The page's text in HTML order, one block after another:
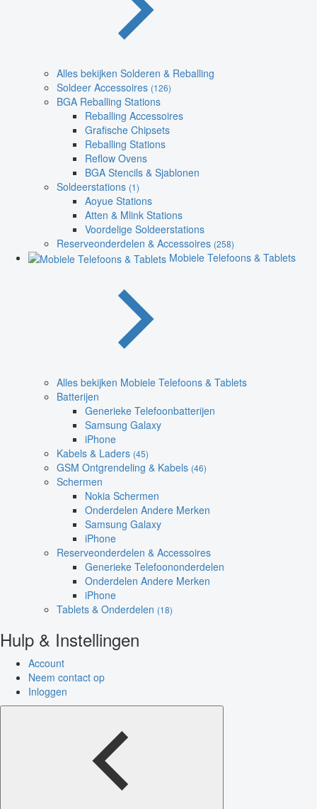
Alles bekijken Solderen & Reballing
Soldeer Accessoires (126)
BGA Reballing Stations
Reballing Accessoires
Grafische Chipsets
Reballing Stations
Reflow Ovens
BGA Stencils & Sjablonen
Soldeerstations (1)
Aoyue Stations
Atten & Mlink Stations
Voordelige Soldeerstations
Reserveonderdelen & Accessoires (258)
Mobiele Telefoons & Tablets
Alles bekijken Mobiele Telefoons & Tablets
Batterijen
Generieke Telefoonbatterijen
Samsung Galaxy
iPhone
Kabels & Laders (45)
GSM Ontgrendeling & Kabels (46)
Schermen
Nokia Schermen
Onderdelen Andere Merken
Samsung Galaxy
iPhone
Reserveonderdelen & Accessoires
Generieke Telefoononderdelen
Onderdelen Andere Merken
iPhone
Tablets & Onderdelen (18)
Hulp & Instellingen
Account
Neem contact op
Inloggen